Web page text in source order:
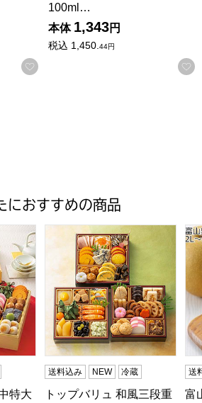
お気に入りに登録する
100ml…
本体 1,343円
税込 1,450. 44円
におすすめの商品
特大二段重「饗宴」(きょうえん)【4
特大
トップバリュ 和風三段重「
送料込み NEW 冷蔵
トップバリュ 和風三段重
富
送
富